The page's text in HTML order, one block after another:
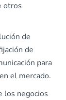
otros
de
de
para
el mercado.
los negocios